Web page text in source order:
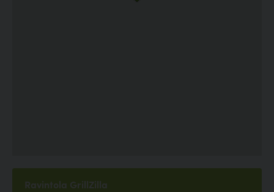
Ravintola GrillZilla